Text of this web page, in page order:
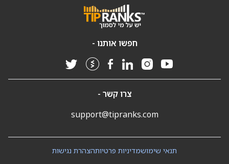
חפשו אותנו -
צרו קשר -
support@tipranks.com
הצהרת נגישותמדיניות פרטיותתנאי שימוש